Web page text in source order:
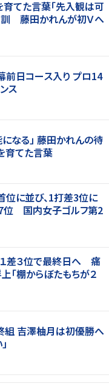
育てた言葉「先入観は可
訓 藤田かれんが初Ｖへ
前日コース入り プロ14
ス
なる」 藤田かれんの待
育てた言葉
に並び、1打差3位に
位 国内女子ゴルフ第2
１差３位で最終日へ 痛
「棚からぼたもちが２
組 吉澤柚月は初優勝へ